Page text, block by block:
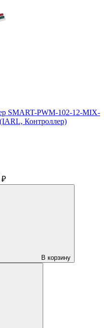
SMART-PWM-102-12-MIX-
Контроллер)
₽
В корзину